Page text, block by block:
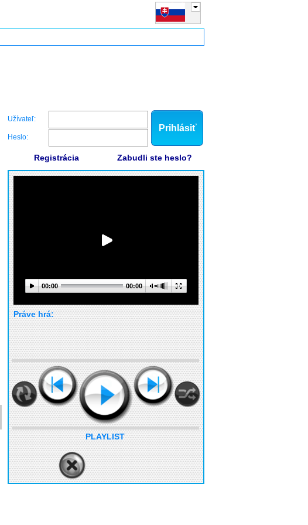
Užívateľ:
Heslo:
Prihlásiť
Registrácia Zabudli ste heslo?
00:00 00:00
Práve hrá:
PLAYLIST